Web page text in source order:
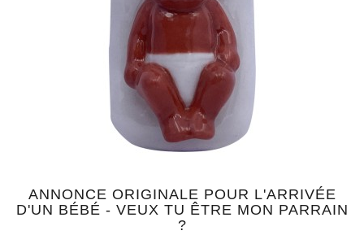
ANNONCE ORIGINALE POUR L'ARRIVÉE
D'UN BÉBÉ - VEUX TU ÊTRE MON PARRAIN
?